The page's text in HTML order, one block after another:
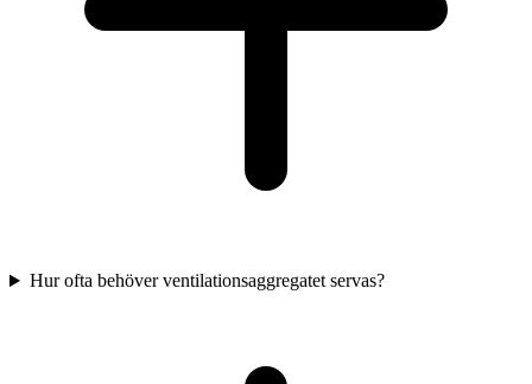
Hur ofta behöver ventilationsaggregatet servas?